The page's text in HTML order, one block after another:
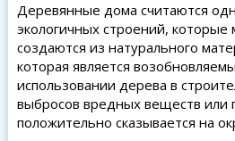
Деревянные дома считаются
экологичных строений,
создаются из натурального
которая является
использовании дерева в
выбросов вредных веществ или
положительно сказывается на